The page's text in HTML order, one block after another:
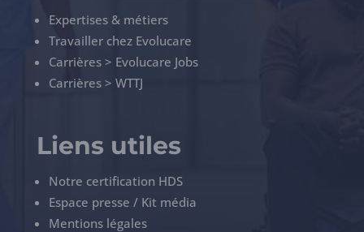
Expertises & métiers
Travailler chez Evolucare
Carrières > Evolucare Jobs
Carrières > WTTJ
Liens utiles
Notre certification HDS
Espace presse / Kit média
Mentions légales